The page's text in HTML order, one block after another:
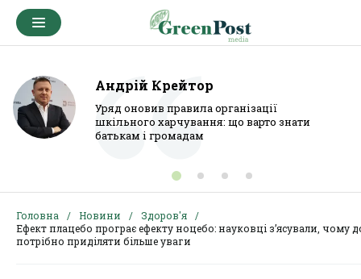
Андрій Крейтор
Уряд оновив правила організації
шкільного харчування: що варто знати
батькам і громадам
Головна Новини
Здоров'я
Ефект плацебо програє ефекту ноцебо: науковці з’ясували, чому
потрібно приділяти більше уваги